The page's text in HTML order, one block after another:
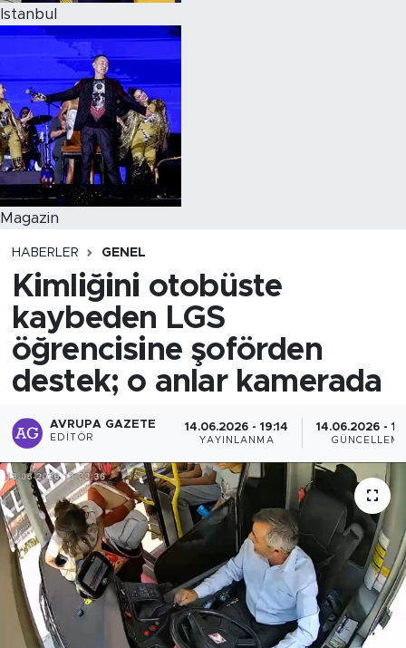
Istanbul
Magazin
HABERLER GENEL
Kimliğini otobüste
kaybeden LGS
öğrencisine şoförden
destek; o anlar kamerada
AVRUPA GAZETE
EDITÖR
14.06.2026 - 19:14
YAYINLANMA
14.06.2026 -